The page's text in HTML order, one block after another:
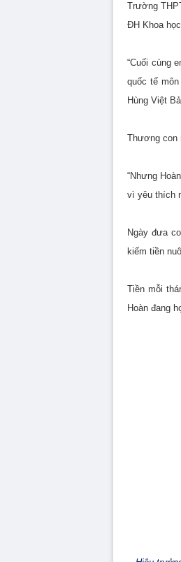
Trường
ĐH Khoa
“Cuối cùng
quốc tế
Hùng Việt
Thương con
“Nhưng
vì yêu thích
Ngày đưa
kiếm tiền
Tiền mỗi
Hoàn đang